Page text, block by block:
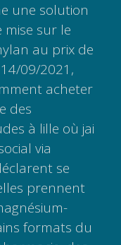
une solution
sur le
au prix de
09/2021,
acheter
des
à lille où jai
via
se
prennent
formats du